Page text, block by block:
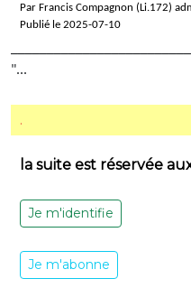
Par Francis Compagnon (Li.172)
Publié le 2025-07-10
"...
.
la suite est réservée
Je m'identifie
Je m'abonne